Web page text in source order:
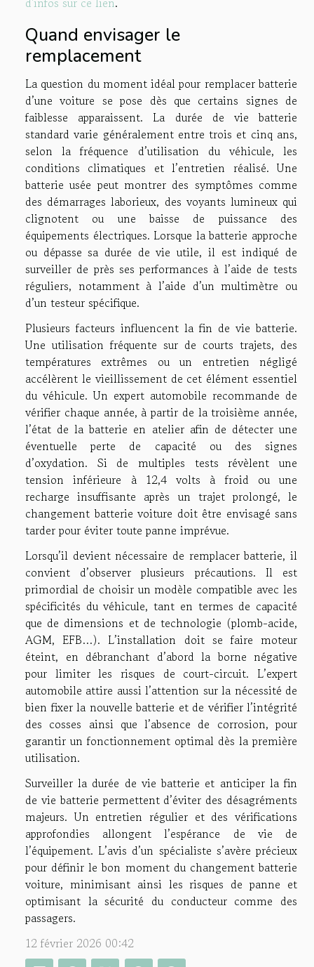
Quand envisager le
remplacement
La question du moment idéal pour remplacer batterie
d’une voiture se pose dès que certains signes de
faiblesse apparaissent. La durée de vie batterie
standard varie généralement entre trois et cinq ans,
selon la fréquence d’utilisation du véhicule, les
conditions climatiques et l’entretien réalisé. Une
batterie usée peut montrer des symptômes comme
des démarrages laborieux, des voyants lumineux qui
clignotent ou une baisse de puissance des
équipements électriques. Lorsque la batterie approche
ou dépasse sa durée de vie utile, il est indiqué de
surveiller de près ses performances à l’aide de tests
réguliers, notamment à l’aide d’un multimètre ou
d’un testeur spécifique.
Plusieurs facteurs influencent la fin de vie batterie.
Une utilisation fréquente sur de courts trajets, des
températures extrêmes ou un entretien négligé
accélèrent le vieillissement de cet élément essentiel
du véhicule. Un expert automobile recommande de
vérifier chaque année, à partir de la troisième année,
l’état de la batterie en atelier afin de détecter une
éventuelle perte de capacité ou des signes
d’oxydation. Si de multiples tests révèlent une
tension inférieure à 12,4 volts à froid ou une
recharge insuffisante après un trajet prolongé, le
changement batterie voiture doit être envisagé sans
tarder pour éviter toute panne imprévue.
Lorsqu’il devient nécessaire de remplacer batterie, il
convient d’observer plusieurs précautions. Il est
primordial de choisir un modèle compatible avec les
spécificités du véhicule, tant en termes de capacité
que de dimensions et de technologie (plomb-acide,
AGM, EFB…). L’installation doit se faire moteur
éteint, en débranchant d’abord la borne négative
pour limiter les risques de court-circuit. L’expert
automobile attire aussi l’attention sur la nécessité de
bien fixer la nouvelle batterie et de vérifier l’intégrité
des cosses ainsi que l’absence de corrosion, pour
garantir un fonctionnement optimal dès la première
utilisation.
Surveiller la durée de vie batterie et anticiper la fin
de vie batterie permettent d’éviter des désagréments
majeurs. Un entretien régulier et des vérifications
approfondies allongent l’espérance de vie de
l’équipement. L’avis d’un spécialiste s’avère précieux
pour définir le bon moment du changement batterie
voiture, minimisant ainsi les risques de panne et
optimisant la sécurité du conducteur comme des
passagers.
12 février 2026 00:42